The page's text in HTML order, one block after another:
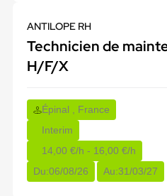
ANTILOPE RH
Technicien de
H/F/X
Épinal , France
Interim
14,00 €/h - 16,00 €/h
Du:06/08/26 Au:31/03/27